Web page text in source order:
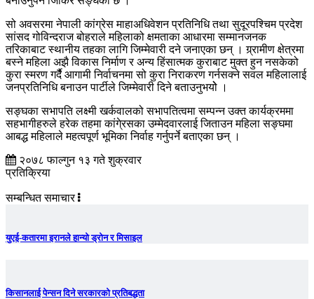
सो अवसरमा नेपाली कांग्रेस माहाअधिवेशन प्रतिनिधि तथा सुदूरपश्चिम प्रदेश
सांसद गोविन्दराज बोहराले महिलाको क्षमताका आधारमा सम्मानजनक
तरिकाबाट स्थानीय तहका लागि जिम्मेवारी दने जनाएका छन् । ग्र्रामीण क्षेत्रमा
बस्ने महिला अझै विकास निर्माण र अन्य हिंसात्मक कुराबाट मुक्त हुन नसकेको
कुरा स्मरण गर्दैै आगामी निर्वाचनमा सो कुरा निराकरण गर्नसक्ने सवल महिलालाई
जनप्रतिनिधि बनाउन पार्टीले जिम्मेवारी दिने बताउनुभयोे ।
सङ्घका सभापति लक्ष्मी खर्कवालको सभापतित्वमा सम्पन्न उक्त कार्यक्रममा
सहभागीहरुले हरेक तहमा कांगे्रसका उम्मेदवारलाई जिताउन महिला सङ्घमा
आबद्ध महिलाले महत्वपूर्ण भूमिका निर्वाह गर्नुपर्ने बताएका छन् ।
२०७८ फाल्गुन १३ गते शुक्रवार
प्रतिक्रिया
सम्बन्धित समाचार
युएई-कतारमा इरानले हान्यो ड्रोन र मिसाइल
किसानलाई पेन्सन दिने सरकारको प्रतिबद्धता